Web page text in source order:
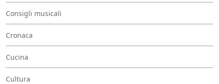
Consigli musicali
Cronaca
Cucina
Cultura